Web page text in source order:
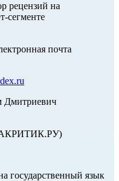
рецензий на
сегменте
почта
Дмитриевич
государственный язык